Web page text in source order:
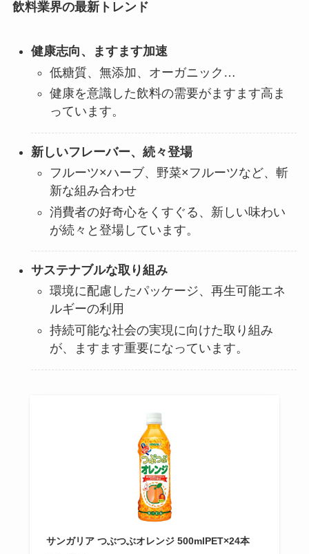
飲料業界の最新トレンド
健康志向、ますます加速
低糖質、無添加、オーガニック…
健康を意識した飲料の需要がますます高ま
っています。
新しいフレーバー、続々登場
フルーツ×ハーブ、野菜×フルーツなど、斬
新な組み合わせ
消費者の好奇心をくすぐる、新しい味わい
が続々と登場しています。
サステナブルな取り組み
環境に配慮したパッケージ、再生可能エネ
ルギーの利用
持続可能な社会の実現に向けた取り組み
が、ますます重要になっています。
サンガリア つぶつぶオレンジ 500mlPET×24本